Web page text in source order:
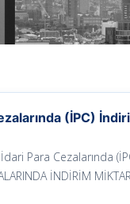
(İPC)
Para Cezalarında
İNDİRİM